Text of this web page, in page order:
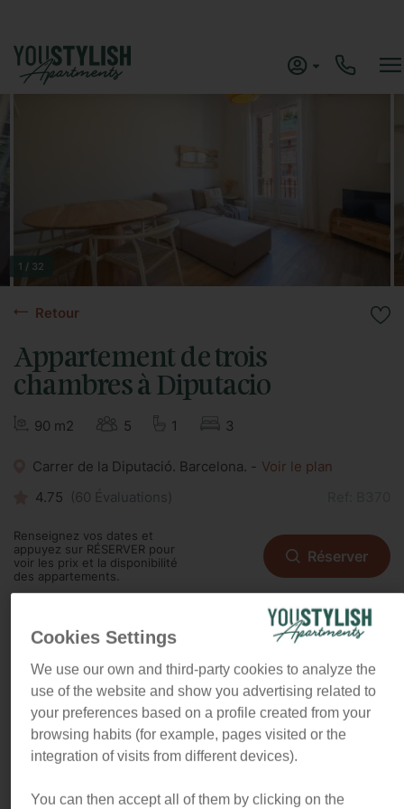
Retour
Appartement de trois
chambres à Diputacio
90 m2 5 1 3
Carrer de la Diputació. Barcelona. - Voir le plan
4.75 (60 Évaluations)
1 / 32
Renseignez vos dates et
appuyez sur RÉSERVER pour
voir les prix et la disponibilité
des appartements.
Réserver
La touche moderniste,
l'emplacement pratique et la
supercie idéale sont la
combinaison parfaite pour un
séjour inoubliable : Votre
deuxième maison à des kilomètres
de chez vous.
Cookies Settings
We use our own and third-party cookies to analyze the
use of the website and show you advertising related to
your preferences based on a profile created from your
browsing habits (for example, pages visited or the
integration of visits from different devices).
You can then accept all of them by clicking on the